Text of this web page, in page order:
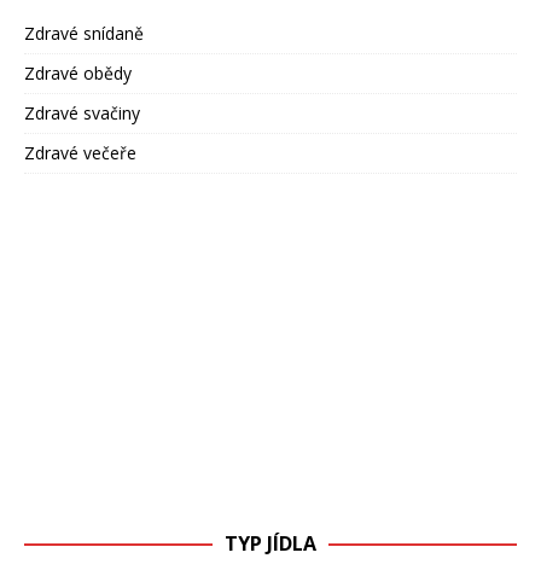
Zdravé snídaně
Zdravé obědy
Zdravé svačiny
Zdravé večeře
TYP JÍDLA